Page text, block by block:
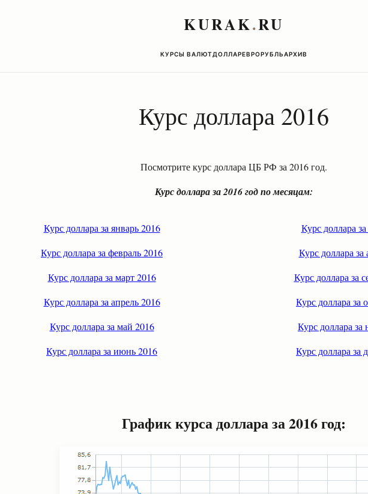
KURAK.RU
КУРСЫ ВАЛЮТДОЛЛАРЕВРОРУБЛЬАРХИВ
Курс доллара 2016
Посмотрите курс доллара ЦБ РФ за 2016 год.
Курс доллара за 2016 год по месяцам:
Курс доллара за январь 2016
Курс доллара за февраль 2016
Курс доллара за март 2016
Курс доллара за апрель 2016
Курс доллара за май 2016
Курс доллара за июнь 2016
Курс доллара
Курс доллара за
Курс доллара за
Курс доллара за
Курс доллара за
Курс доллара за
График курса доллара за 2016 год: